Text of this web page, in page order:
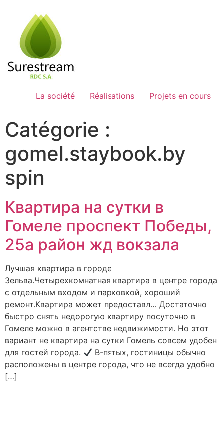
contenu
La société Réalisations Projets en cours
Catégorie :
gomel.staybook.by
spin
Квартира на сутки в
Гомеле проспект Победы,
25а район жд вокзала
Лучшая квартира в городе
Зельва.Четырехкомнатная квартира в центре города
с отдельным входом и парковкой, хороший
ремонт.Квартира может предоставл… Достаточно
быстро снять недорогую квартиру посуточно в
Гомеле можно в агентстве недвижимости. Но этот
вариант не квартира на сутки Гомель совсем удобен
для гостей города.
В-пятых, гостиницы обычно
расположены в центре города, что не всегда удобно
[…]